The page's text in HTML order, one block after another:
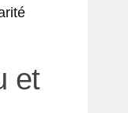
et